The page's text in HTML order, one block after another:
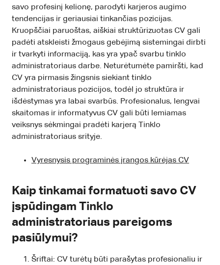
savo profesinį kelionę, parodyti karjeros augimo
tendencijas ir geriausiai tinkančias pozicijas.
Kruopščiai paruoštas, aiškiai struktūrizuotas CV gali
padėti atskleisti žmogaus gebėjimą sistemingai dirbti
ir tvarkyti informaciją, kas yra ypač svarbu tinklo
administratoriaus darbe. Neturėtumėte pamiršti, kad
CV yra pirmasis žingsnis siekiant tinklo
administratoriaus pozicijos, todėl jo struktūra ir
išdėstymas yra labai svarbūs. Profesionalus, lengvai
skaitomas ir informatyvus CV gali būti lemiamas
veiksnys sėkmingai pradėti karjerą Tinklo
administratoriaus srityje.
Vyresnysis programinės įrangos kūrėjas CV
Kaip tinkamai formatuoti savo CV
įspūdingam Tinklo
administratoriaus pareigoms
pasiūlymui?
Šriftai: CV turėtų būti parašytas profesionaliu ir